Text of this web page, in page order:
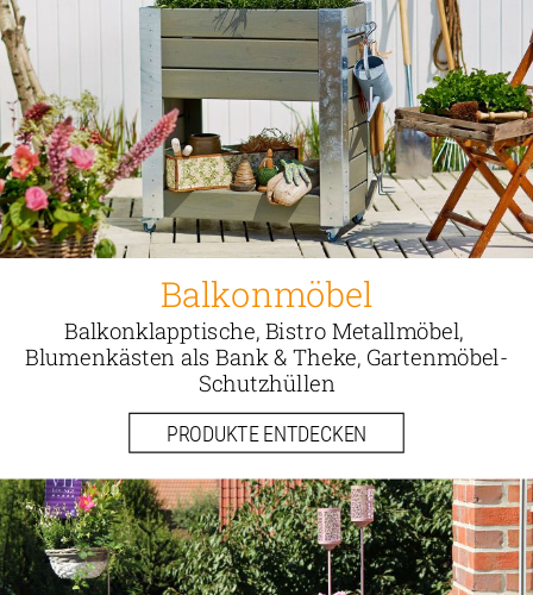
Balkonmöbel
Balkonklapptische, Bistro Metallmöbel,
Blumenkästen als Bank & Theke, Gartenmöbel-
Schutzhüllen
PRODUKTE ENTDECKEN